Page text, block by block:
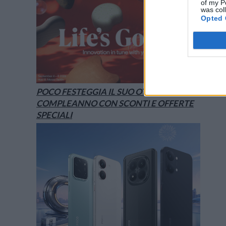
of my
was
Opted
POCO FESTEGGIA IL SUO OTTAVO
COMPLEANNO CON SCONTI E OFFERTE
SPECIALI